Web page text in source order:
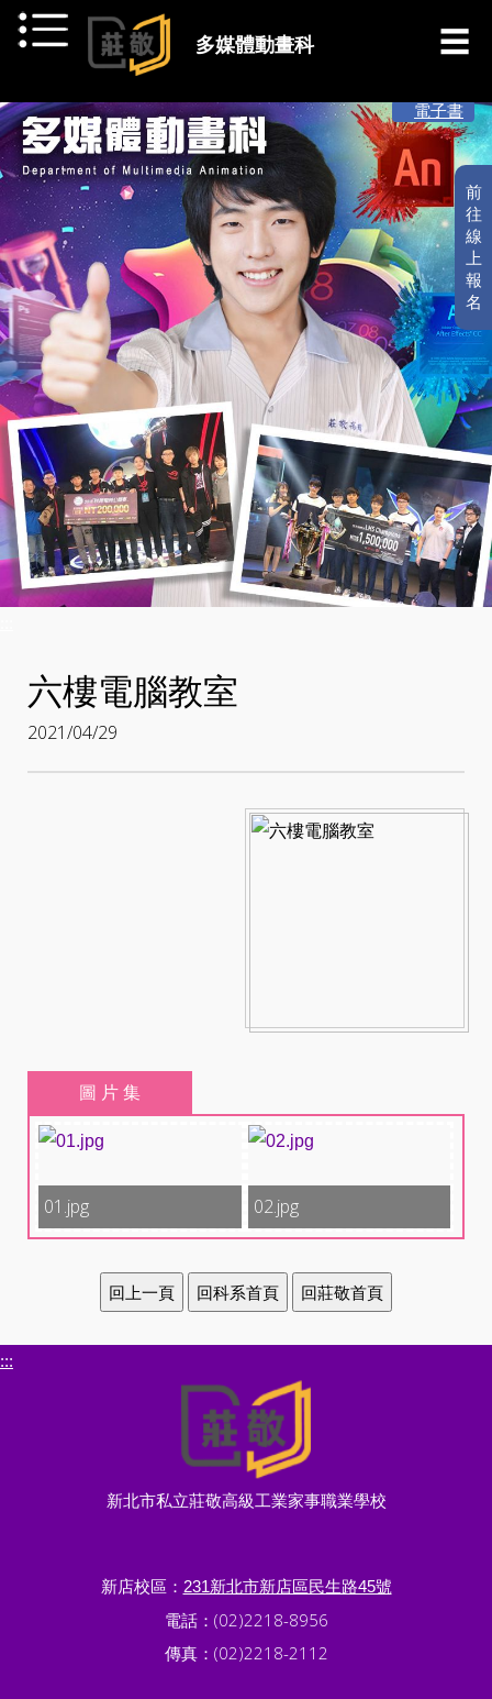
跳到主要內容
多媒體動畫科
前
往
線
上
報
名
電子書
六樓電腦教室
2021/04/29
圖 片 集
01.jpg 02.jpg
:::
新北市私立莊敬高級工業家事職業學校
新店校區： 231新北市新店區民生路45號
電話：(02)2218-8956
傳真：(02)2218-2112